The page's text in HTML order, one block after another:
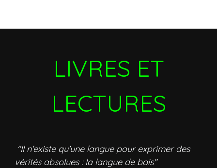
LIVRES ET
LECTURES
"Il n'existe qu'une langue pour exprimer des
vérités absolues : la langue de bois"